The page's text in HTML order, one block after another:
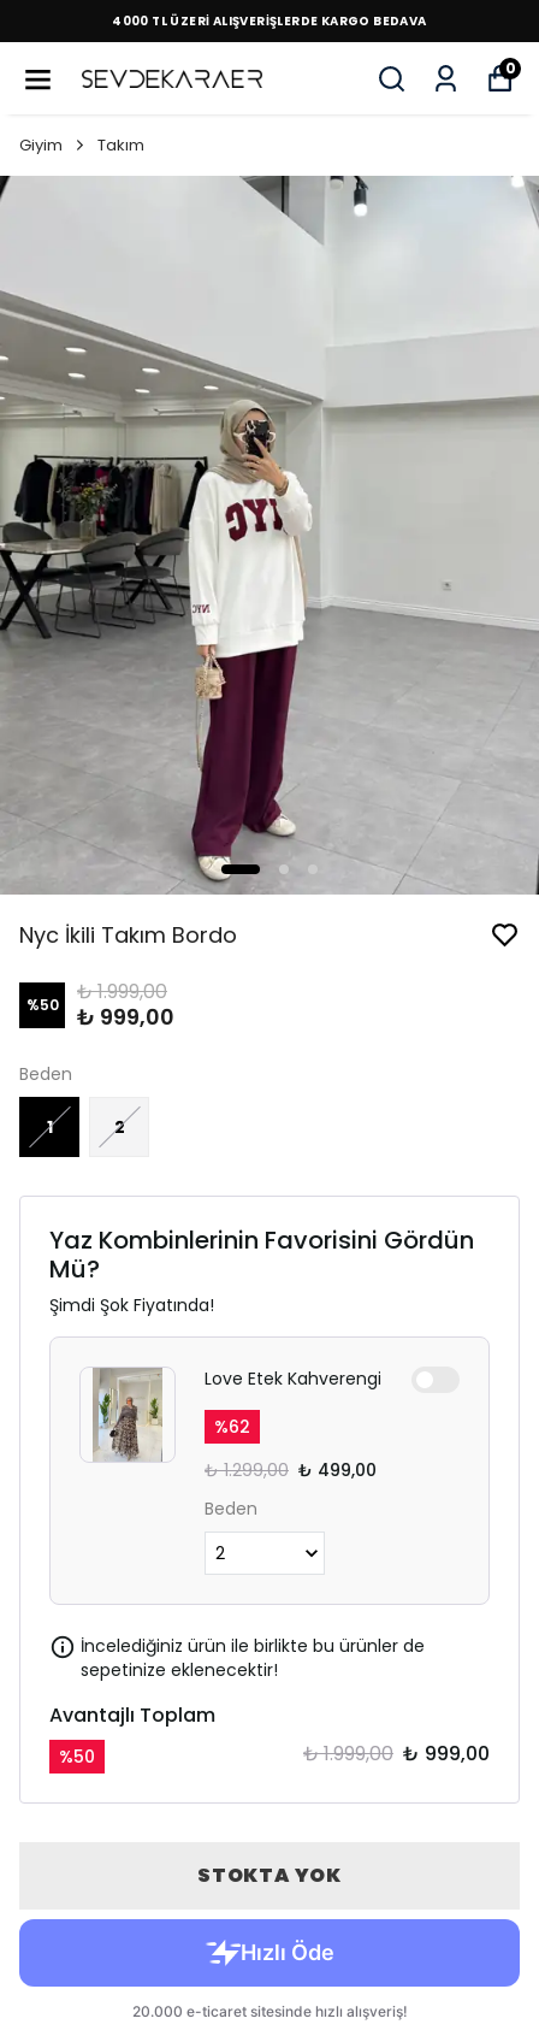
4000 TL ÜZERİ ALIŞVERİŞLERDE KARGO BEDAVA
0
Giyim Takım
Nyc İkili Takım Bordo
%50 ₺ 1.999,00
₺ 999,00
Beden
1 2
Yaz Kombinlerinin Favorisini Gördün
Mü?
Şimdi Şok Fiyatında!
Love Etek Kahverengi
%62
₺ 1.299,00 ₺ 499,00
Beden
İncelediğiniz ürün ile birlikte bu ürünler de
sepetinize eklenecektir!
Avantajlı Toplam
%50 ₺ 1.999,00 ₺ 999,00
STOKTA YOK